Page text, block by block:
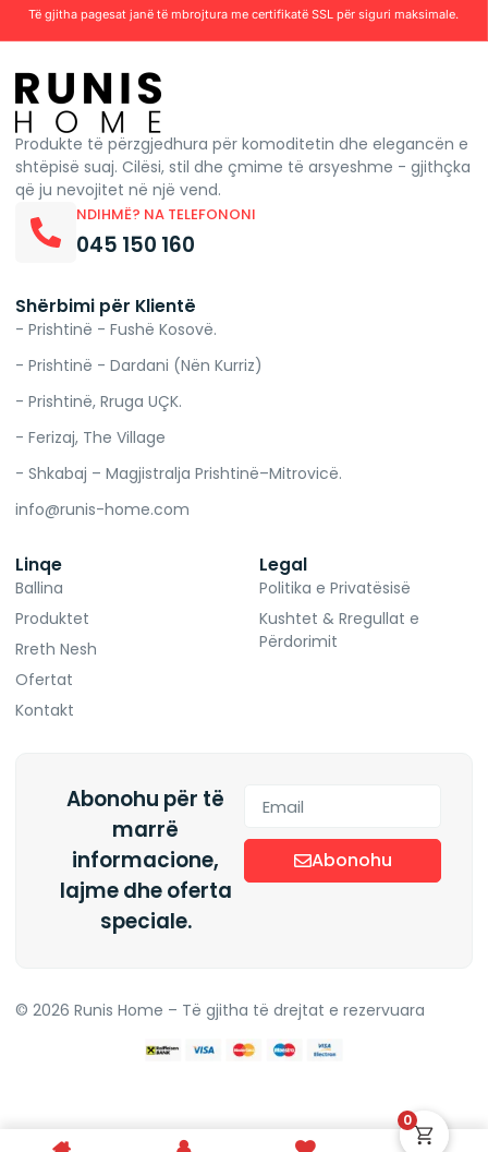
Të gjitha pagesat janë të mbrojtura me certifikatë SSL për siguri maksimale.
Produkte të përzgjedhura për komoditetin dhe elegancën e
shtëpisë suaj. Cilësi, stil dhe çmime të arsyeshme - gjithçka
që ju nevojitet në një vend.
NDIHMË? NA TELEFONONI
045 150 160
Shërbimi për Klientë
- Prishtinë - Fushë Kosovë.
- Prishtinë - Dardani (Nën Kurriz)
- Prishtinë, Rruga UÇK.
- Ferizaj, The Village
- Shkabaj – Magjistralja Prishtinë–Mitrovicë.
info@runis-home.com
Linqe
Ballina
Produktet
Rreth Nesh
Ofertat
Kontakt
Legal
Politika e Privatësisë
Kushtet & Rregullat e
Përdorimit
Abonohu për të
marrë
informacione,
lajme dhe oferta
speciale.
Abonohu
© 2026 Runis Home – Të gjitha të drejtat e rezervuara
0